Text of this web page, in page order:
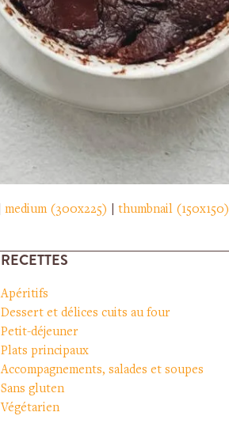
|medium (300x225) |thumbnail (150x150)
RECETTES
Apéritifs
Dessert et délices cuits au four
Petit-déjeuner
Plats principaux
Accompagnements, salades et soupes
Sans gluten
Végétarien